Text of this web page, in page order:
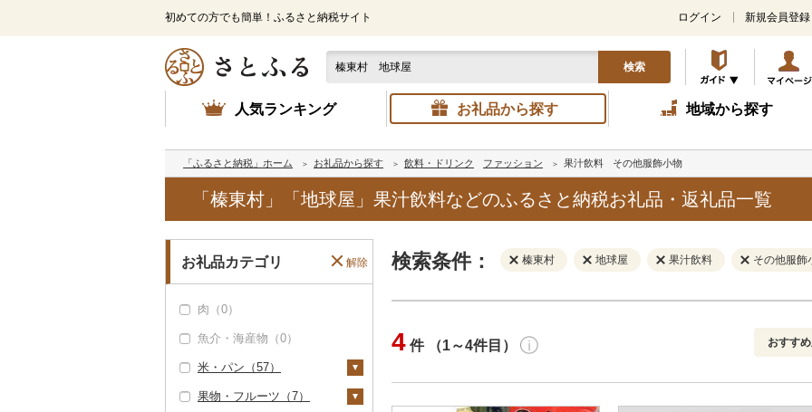
初めての方でも簡単！ふるさと納税サイト ログイン 新規会員登録
検索
人気ランキング お礼品から探す 地域から探す
「ふるさと納税」ホーム お礼品から探す 飲料・ドリンク ファッション 果汁飲料 その他服飾小物
「榛東村」「地球屋」果汁飲料などのふるさと納税お礼品・返礼品一覧
お礼品カテゴリ 解除
肉（0）
魚介・海産物（0）
米・パン（57）
米（6）
果物・フルーツ（7）
検索条件： 榛東村 地球屋 果汁飲料 その他服飾
解除
4 件 （1～4件目） おすす
新着順